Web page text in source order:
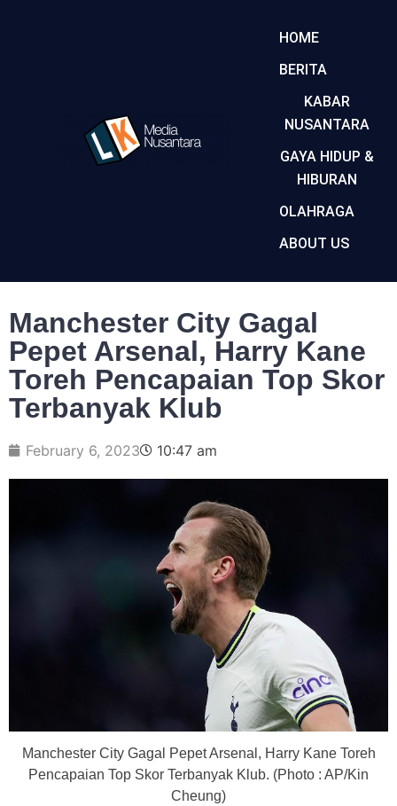
HOME
BERITA
KABAR
NUSANTARA
GAYA HIDUP &
HIBURAN
OLAHRAGA
ABOUT US
Manchester City Gagal
Pepet Arsenal, Harry Kane
Toreh Pencapaian Top Skor
Terbanyak Klub
February 6, 2023 10:47 am
Manchester City Gagal Pepet Arsenal, Harry Kane Toreh
Pencapaian Top Skor Terbanyak Klub. (Photo : AP/Kin
Cheung)